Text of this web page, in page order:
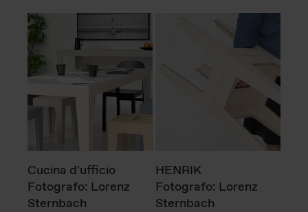
Cucina d'ufficio
Fotografo: Lorenz
Sternbach
HENRIK
Fotografo: Lorenz
Sternbach